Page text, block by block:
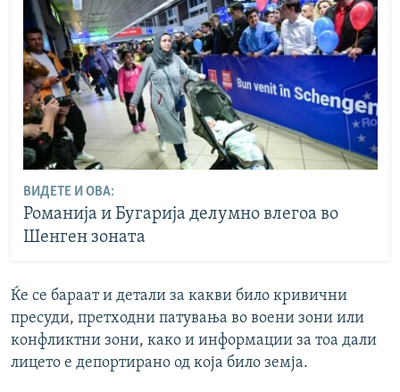
ВИДЕТЕ И ОВА:
Романија и Бугарија делумно влегоа во
Шенген зоната
Ќе се бараат и детали за какви било кривични
пресуди, претходни патувања во воени зони или
конфликтни зони, како и информации за тоа дали
лицето е депортирано од која било земја.